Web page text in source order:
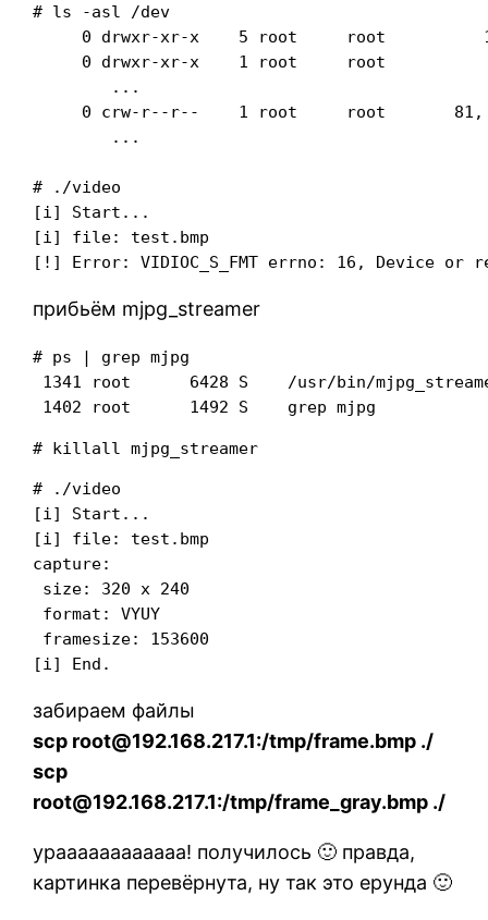
# ls -asl /dev
0 drwxr-xr-x    5 root     root
0 drwxr-xr-x    1 root     root
0 crw-r--r--    1 root     root
# ./video
[i] Start...
[i] file: test.bmp
прибьём mjpg_streamer
# ps | grep mjpg
1341 root      6428 S    /usr/bin/
# ./video
[i] Start...
[i] file: test.bmp
capture:
size: 320 x 240
format: VYUY
framesize: 153600
забираем файлы
scp root@192.168.217.1:/tmp/frame.bmp ./
scp
root@192.168.217.1:/tmp/frame_gray.bmp ./
ураааааааааааа! получилось 🙂 правда,
картинка перевёрнута, ну так это ерунда 🙂